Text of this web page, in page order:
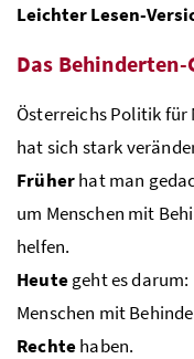
Leichter Lesen-
Das
Österreichs Politik für
hat sich stark
Früherhat man
um Menschen mit
helfen.
Heutegeht es darum:
Menschen mit
Rechtehaben.